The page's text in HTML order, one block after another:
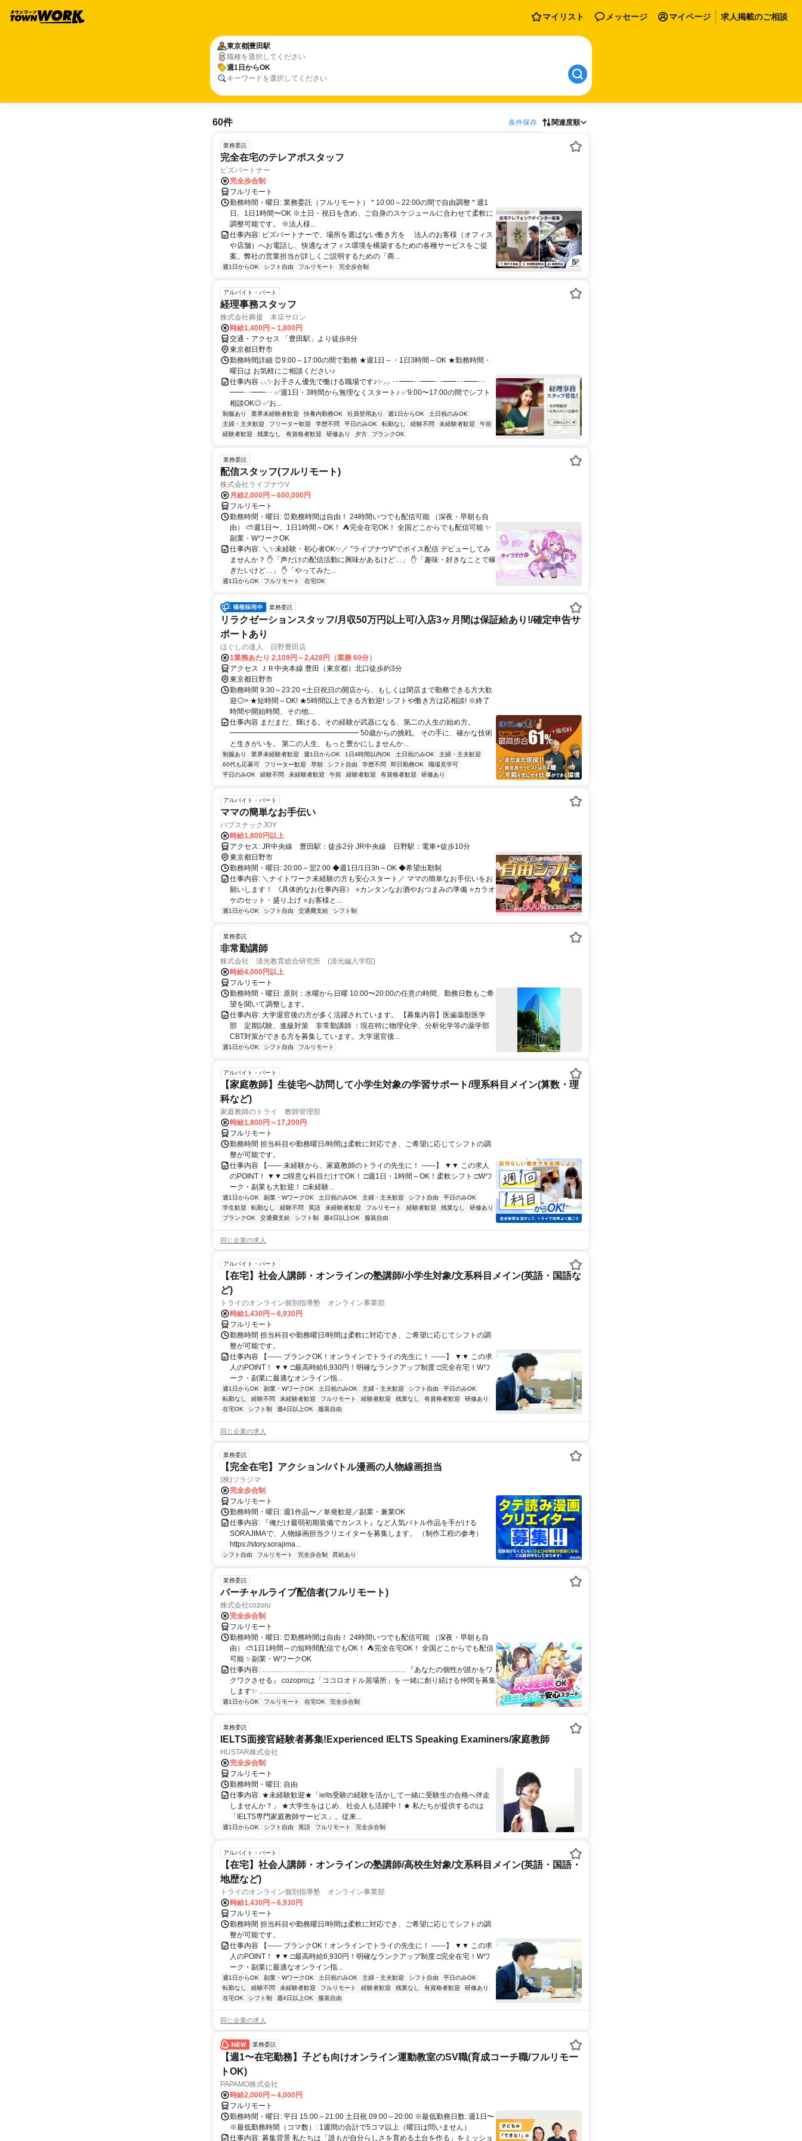
マイリスト メッセージ マイページ 求人掲載のご相談
東京都豊田駅
職種を選択してください
週1日からOK
キーワードを選択してください
60件 条件保存 関連度順
業務委託
完全在宅のテレアポスタッフ
ビズパートナー
完全歩合制
フルリモート
勤務時間・曜日: 業務委託（フルリモート） * 10:00～22:00の間で自由調整 * 週1
日、1日1時間〜OK ※土日・祝日を含め、ご自身のスケジュールに合わせて柔軟に
調整可能です。 ※法人様...
仕事内容: ビズパートナーで、場所を選ばない働き方を 法人のお客様（オフィス
や店舗）へお電話し、快適なオフィス環境を構築するための各種サービスをご提
案。弊社の営業担当が詳しくご説明するための「商...
週1日からOK シフト自由 フルリモート 完全歩合制
アルバイト・パート
経理事務スタッフ
株式会社葬援 本店サロン
時給1,400円～1,800円
交通・アクセス 「豊田駅」より徒歩8分
東京都日野市
勤務時間詳細 ⏰9:00～17:00の間で勤務 ★週1日～・1日3時間～OK ★勤務時間・
曜日は お気軽にご相談ください♪
仕事内容 ⸜⸜✨お子さん優先で働ける職場です♪✨⸝⸝ ･･━━･･━━･･━━･･━━･･
━━･･━━･･ ✅週1日・3時間から無理なくスタート♪ ✅9:00〜17:00の間でシフト
相談OK◎ ✅お...
制服あり 業界未経験者歓迎 扶養内勤務OK 社員登用あり 週1日からOK
土日祝のみOK
主婦・主夫歓迎
フリーター歓迎 学歴不問 平日のみOK 転勤なし 経験不問 未経験者歓迎
午前
経験者歓迎
残業なし 有資格者歓迎 研修あり 夕方 ブランクOK
業務委託
配信スタッフ(フルリモート)
株式会社ライブナウV
月給2,000円～600,000円
フルリモート
勤務時間・曜日: ⏰勤務時間は自由！ 24時間いつでも配信可能 （深夜・早朝も自
由） ⛅週1日〜、1日1時間～OK！ ⛺完全在宅OK！ 全国どこからでも配信可能 ✨
副業・WワークOK
仕事内容: ＼✨未経験・初心者OK✨／ "ライブナウV"でボイス配信 デビューしてみ
ませんか？ ✋「声だけの配信活動に興味があるけど…」 ✋「趣味・好きなことで稼
ぎたいけど…」 ✋「やってみた...
週1日からOK フルリモート 在宅OK
業務委託
リラクゼーションスタッフ/月収50万円以上可/入店3ヶ月間は保証給あり!/確定申告サ
ポートあり
ほぐしの達人 日野豊田店
1業務あたり 2,109円～2,428円（業務 60分）
アクセス ＪＲ中央本線 豊田（東京都）北口徒歩約3分
東京都日野市
勤務時間 9:30～23:20 <土日祝日の開店から、もしくは閉店まで勤務できる方大歓
迎◎> ★短時間～OK! ★5時間以上できる方歓迎! シフトや働き方は応相談! ※終了
時間や開始時間、その他...
仕事内容 まだまだ、輝ける。その経験が武器になる、第二の人生の始め方。
━━━━━━━━━━━━━━━━━━ 50歳からの挑戦。 その手に、確かな技術
と生きがいを。 第二の人生、もっと豊かにしませんか...
制服あり 業界未経験者歓迎 週1日からOK 1日4時間以内OK 土日祝のみOK
主婦・主夫歓迎
60代も応募可
フリーター歓迎 早朝 シフト自由 学歴不問 即日勤務OK
職場見学可
平日のみOK
経験不問 未経験者歓迎 午前 経験者歓迎 有資格者歓迎 研修あり
アルバイト・パート
ママの簡単なお手伝い
パブスナックJOY
時給1,800円以上
アクセス: JR中央線 豊田駅：徒歩2分 JR中央線 日野駅：電車+徒歩10分
東京都日野市
勤務時間・曜日: 20:00～翌2:00 ◆週1日/1日3h～OK ◆希望出勤制
仕事内容: ＼ナイトワーク未経験の方も安心スタート／ ママの簡単なお手伝いをお
願いします！ 《具体的なお仕事内容》 ⭐️カンタンなお酒やおつまみの準備 ⭐️カラオ
ケのセット・盛り上げ ⭐️お客様と...
週1日からOK シフト自由 交通費支給 シフト制
業務委託
非常勤講師
株式会社 清光教育総合研究所 (清光編入学院)
時給4,000円以上
フルリモート
勤務時間・曜日: 原則：水曜から日曜 10:00〜20:00の任意の時間、勤務日数もご希
望を聞いて調整します。
仕事内容: 大学退官後の方が多く活躍されています。 【募集内容】医歯薬獣医学
部 定期試験、進級対策 非常勤講師 ：現在特に物理化学、分析化学等の薬学部
CBT対策ができる方を募集しています。大学退官後...
週1日からOK シフト自由 フルリモート
アルバイト・パート
【家庭教師】生徒宅へ訪問して小学生対象の学習サポート/理系科目メイン(算数・理
科など)
家庭教師のトライ 教師管理部
時給1,800円～17,200円
フルリモート
勤務時間 担当科目や勤務曜日/時間は柔軟に対応でき、ご希望に応じてシフトの調
整が可能です。
仕事内容 【―― 未経験から、家庭教師のトライの先生に！ ――】 ▼▼ この求人
のPOINT！ ▼▼ □得意な科目だけでOK！ □週1日・1時間～OK！柔軟シフト □Wワ
ーク・副業も大歓迎！ □未経験...
週1日からOK 副業・WワークOK 土日祝のみOK 主婦・主夫歓迎 シフト自由
平日のみOK
学生歓迎
転勤なし 経験不問 英語 未経験者歓迎 フルリモート 経験者歓迎 残業なし
研修あり
ブランクOK
交通費支給 シフト制 週4日以上OK 服装自由
同じ企業の求人
アルバイト・パート
【在宅】社会人講師・オンラインの塾講師/小学生対象/文系科目メイン(英語・国語な
ど)
トライのオンライン個別指導塾 オンライン事業部
時給1,430円～6,930円
フルリモート
勤務時間 担当科目や勤務曜日/時間は柔軟に対応でき、ご希望に応じてシフトの調
整が可能です。
仕事内容 【―― ブランクOK！オンラインでトライの先生に！ ――】 ▼▼ この求
人のPOINT！ ▼▼ □最高時給6,930円！明確なランクアップ制度 □完全在宅！Wワ
ーク・副業に最適なオンライン指...
週1日からOK 副業・WワークOK 土日祝のみOK 主婦・主夫歓迎 シフト自由
平日のみOK
転勤なし
経験不問 未経験者歓迎 フルリモート 経験者歓迎 残業なし 有資格者歓迎
研修あり
在宅OK
シフト制 週4日以上OK 服装自由
同じ企業の求人
業務委託
【完全在宅】アクション/バトル漫画の人物線画担当
(株)ソラジマ
完全歩合制
フルリモート
勤務時間・曜日: 週1作品〜／単発歓迎／副業・兼業OK
仕事内容: 『俺だけ最弱初期装備でカンスト』など人気バトル作品を手がける
SORAJIMAで、人物線画担当クリエイターを募集します。 （制作工程の参考）
https://story.sorajima...
シフト自由 フルリモート 完全歩合制 昇給あり
業務委託
バーチャルライブ配信者(フルリモート)
株式会社cozoru
完全歩合制
フルリモート
勤務時間・曜日: ⏰勤務時間は自由！ 24時間いつでも配信可能 （深夜・早朝も自
由） ⛅1日1時間～の短時間配信でもOK！ ⛺完全在宅OK！ 全国どこからでも配信
可能 ✨副業・WワークOK
仕事内容: …………………………………………………… 『あなたの個性が誰かをワ
クワクさせる』 cozoproは「ココロオドル居場所」を 一緒に創り続ける仲間を募集
します✨ ………………………………...
週1日からOK フルリモート 在宅OK 完全歩合制
業務委託
IELTS面接官経験者募集!Experienced IELTS Speaking Examiners/家庭教師
HUSTAR株式会社
完全歩合制
フルリモート
勤務時間・曜日: 自由
仕事内容: ★未経験歓迎★「ielts受験の経験を活かして一緒に受験生の合格へ伴走
しませんか？」 ★大学生をはじめ、社会人も活躍中！★ 私たちが提供するのは
「IELTS専門家庭教師サービス」。従来...
週1日からOK シフト自由 英語 フルリモート 完全歩合制
アルバイト・パート
【在宅】社会人講師・オンラインの塾講師/高校生対象/文系科目メイン(英語・国語・
地歴など)
トライのオンライン個別指導塾 オンライン事業部
時給1,430円～6,930円
フルリモート
勤務時間 担当科目や勤務曜日/時間は柔軟に対応でき、ご希望に応じてシフトの調
整が可能です。
仕事内容 【―― ブランクOK！オンラインでトライの先生に！ ――】 ▼▼ この求
人のPOINT！ ▼▼ □最高時給6,930円！明確なランクアップ制度 □完全在宅！Wワ
ーク・副業に最適なオンライン指...
週1日からOK 副業・WワークOK 土日祝のみOK 主婦・主夫歓迎 シフト自由
平日のみOK
転勤なし
経験不問 未経験者歓迎 フルリモート 経験者歓迎 残業なし 有資格者歓迎
研修あり
在宅OK
シフト制 週4日以上OK 服装自由
同じ企業の求人
業務委託
【週1〜在宅勤務】子ども向けオンライン運動教室のSV職(育成コーチ職/フルリモー
トOK)
PAPAMO株式会社
時給2,000円～4,000円
フルリモート
勤務時間・曜日: 平日 15:00～21:00 土日祝 09:00～20:00 ※最低勤務日数: 週1日〜
※最低勤務時間（コマ数）: 1週間の合計で5コマ以上（曜日は問いません）
仕事内容: 募集背景 私たちは「誰もが自分らしさを育める土台を作る」をミッショ